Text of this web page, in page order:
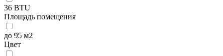
36 BTU
Площадь помещения
до 95 м2
Цвет